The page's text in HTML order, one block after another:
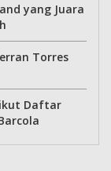
yang Juara
Torres
Daftar